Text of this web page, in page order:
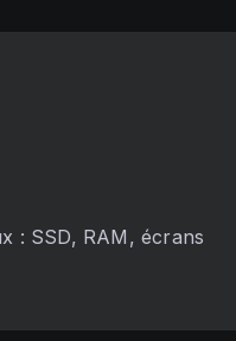
: SSD, RAM, écrans